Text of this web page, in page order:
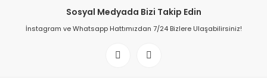
Sosyal Medyada Bizi Takip Edin
İnstagram ve Whatsapp Hattımızdan 7/24 Bizlere Ulaşabilirsiniz!